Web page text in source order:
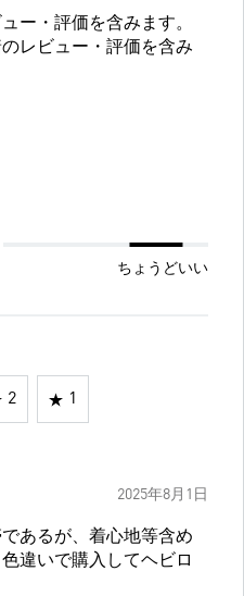
ー・評価を含みます。
レビュー・評価を含み
ちょうどいい
2 1
2025年8月1日
あるが、着心地等含め
違いで購入してヘビロ